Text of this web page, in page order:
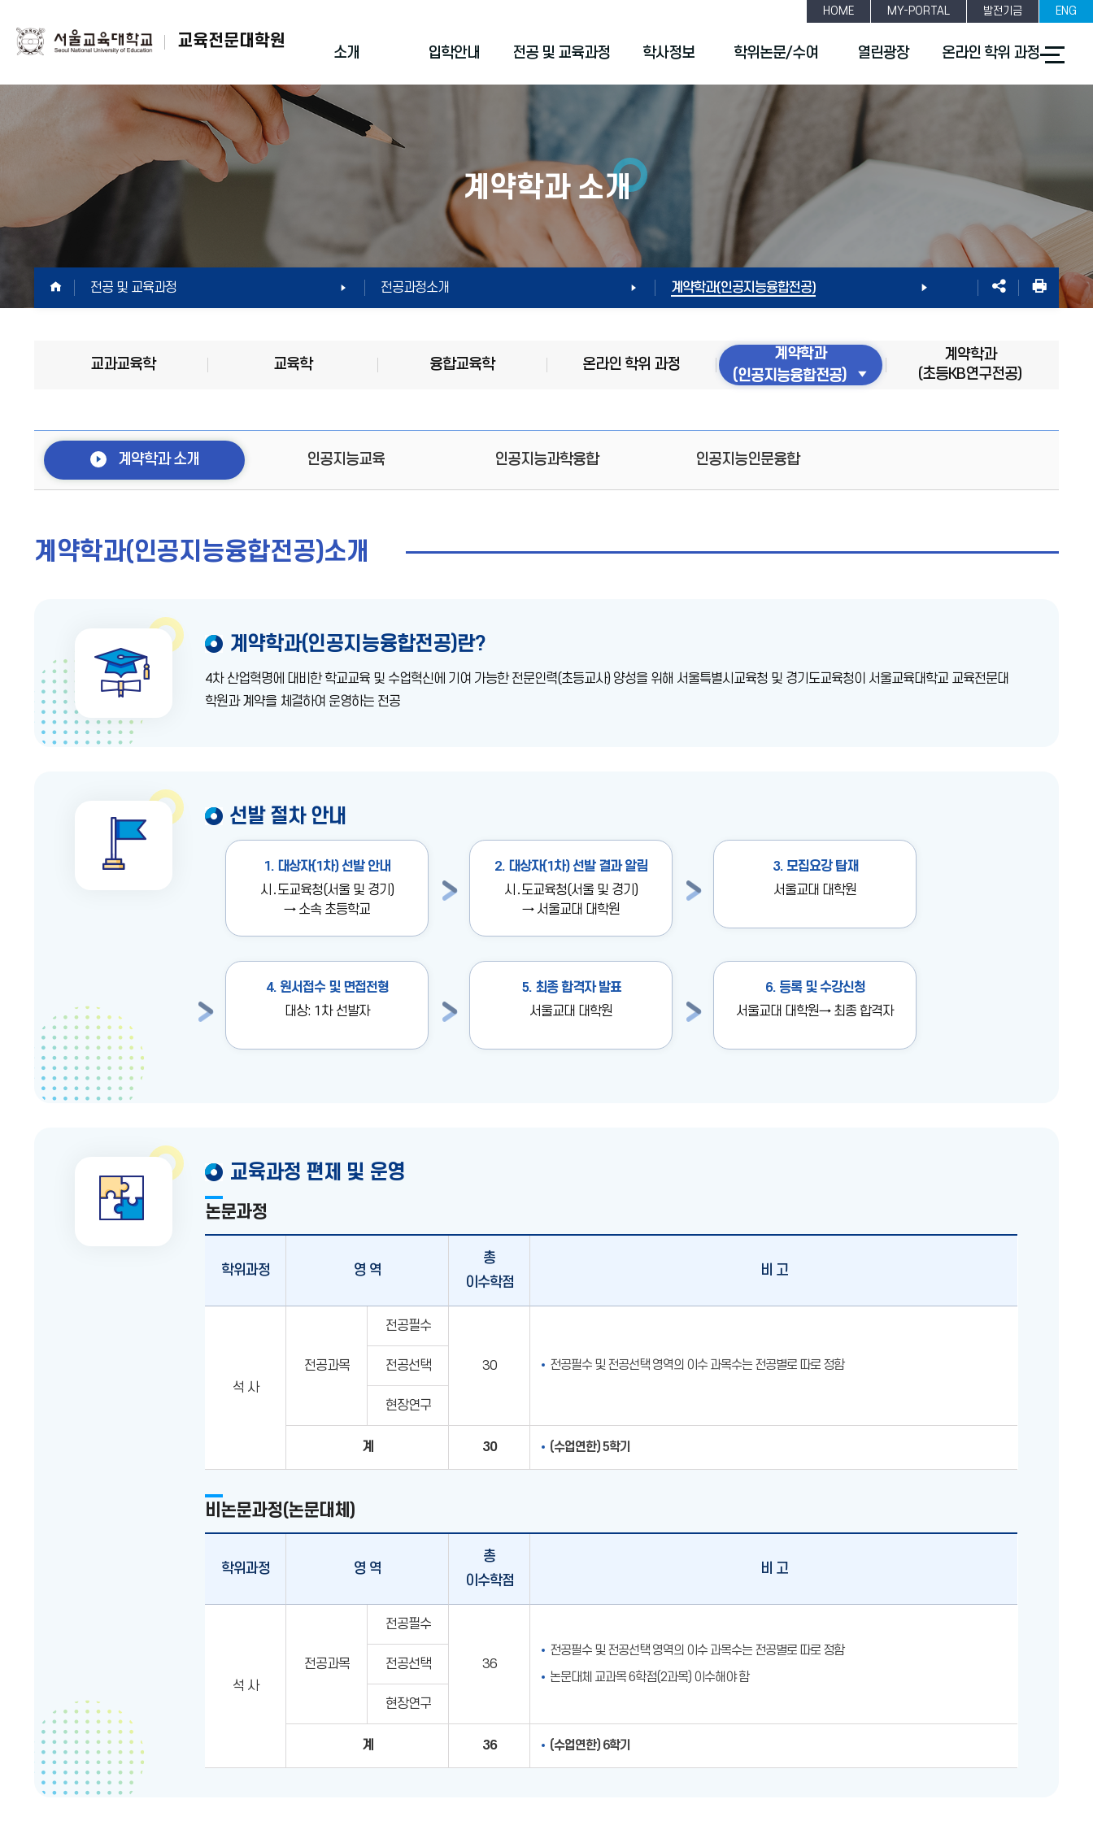
교육전문대학원
HOME MY-PORTAL 발전기금 ENG
소개 입학안내 전공 및 교육과정 학사정보 학위논문/수여 열린광장 온라인 학위 과정
체
계약학과 소개
HOME전공 및 교육과정 전공과정소개 계약학과(인공지능융합전공)
교과교육학 교육학 융합교육학 온라인 학위 과정
계약학과
(인공지능융합전공)
계약학과
(초등KB연구전공)
계약학과 소개 인공지능교육 인공지능과학융합 인공지능인문융합
계약학과(인공지능융합전공)소개
계약학과(인공지능융합전공)란?
4차 산업혁명에 대비한 학교교육 및 수업혁신에 기여 가능한 전문인력(초등교사) 양성을 위해 서울특별시교육청 및 경기도교육청이 서울교육대학교 교육전문대
학원과 계약을 체결하여 운영하는 전공
선발 절차 안내
1. 대상자(1차) 선발 안내
시․도교육청(서울 및 경기)
→ 소속 초등학교
2. 대상자(1차) 선발 결과 알림
시․도교육청(서울 및 경기)
→ 서울교대 대학원
3. 모집요강 탑재
서울교대 대학원
4. 원서접수 및 면접전형
대상: 1차 선발자
5. 최종 합격자 발표
서울교대 대학원
6. 등록 및 수강신청
서울교대 대학원→ 최종 합격자
교육과정 편제 및 운영
논문과정
학위과정 영 역
총
이수학점
비 고
석 사
전공과목
전공필수
30 전공필수 및 전공선택 영역의 이수 과목수는 전공별로 따로 정함
전공선택
현장연구
계 30 (수업연한) 5학기
비논문과정(논문대체)
학위과정 영 역
총
이수학점
비 고
석 사
전공과목
전공필수
36
전공필수 및 전공선택 영역의 이수 과목수는 전공별로 따로 정함
논문대체 교과목 6학점(2과목) 이수해야 함
전공선택
현장연구
계 36 (수업연한) 6학기